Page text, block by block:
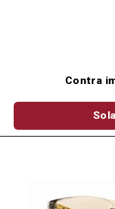
Contra